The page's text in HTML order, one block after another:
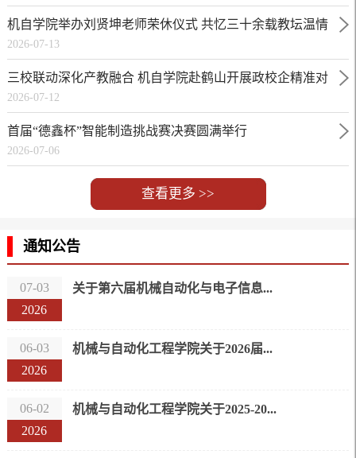
机自学院举办刘贤坤老师荣休仪式 共忆三十余载教坛温情
时光
2026-07-13
三校联动深化产教融合 机自学院赴鹤山开展政校企精准对
接
2026-07-12
首届“德鑫杯”智能制造挑战赛决赛圆满举行‌
2026-07-06
查看更多 >>
通知公告
07-03
2026
关于第六届机械自动化与电子信息...
06-03
2026
机械与自动化工程学院关于2026届...
06-02
2026
机械与自动化工程学院关于2025-20...